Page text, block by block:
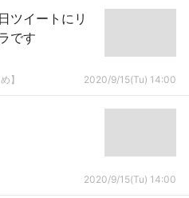
ツイートにリ
です
】 2020/9/15(Tu) 14:00
2020/9/15(Tu) 14:00